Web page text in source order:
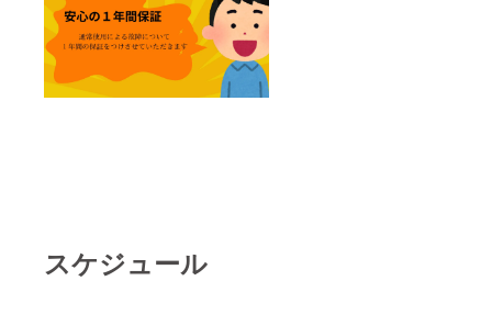
スケジュール